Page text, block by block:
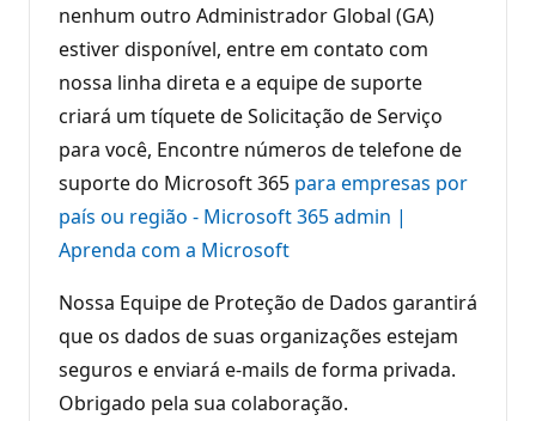
nenhum outro Administrador Global (GA)
estiver disponível, entre em contato com
nossa linha direta e a equipe de suporte
criará um tíquete de Solicitação de Serviço
para você, Encontre números de telefone de
suporte do Microsoft 365 para empresas por
país ou região - Microsoft 365 admin |
Aprenda com a Microsoft
Nossa Equipe de Proteção de Dados garantirá
que os dados de suas organizações estejam
seguros e enviará e-mails de forma privada.
Obrigado pela sua colaboração.